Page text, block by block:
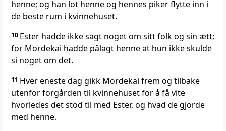
henne; og han lot henne og hennes piker flytte inn i
de beste rum i kvinnehuset.
10 Ester hadde ikke sagt noget om sitt folk og sin ætt;
for Mordekai hadde pålagt henne at hun ikke skulde
si noget om det.
11 Hver eneste dag gikk Mordekai frem og tilbake
utenfor forgården til kvinnehuset for å få vite
hvorledes det stod til med Ester, og hvad de gjorde
med henne.